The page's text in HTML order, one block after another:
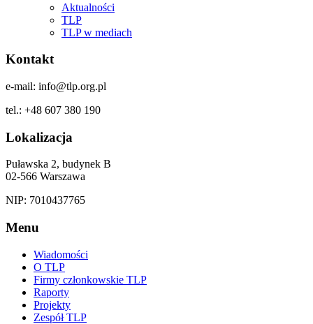
Aktualności
TLP
TLP w mediach
Kontakt
e-mail: info@tlp.org.pl
tel.: +48 607 380 190
Lokalizacja
Puławska 2, budynek B
02-566 Warszawa
NIP: 7010437765
Menu
Wiadomości
O TLP
Firmy członkowskie TLP
Raporty
Projekty
Zespół TLP